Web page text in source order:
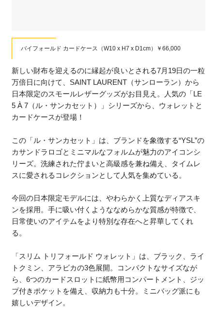
バイフォールド カードケース（W10 x H7 x D1cm）￥66,000
新しい財布を迎えるのに縁起が良いとされる7月19日の一粒
万倍日に向けて、SAINT LAURENT（サンローラン）から
日本限定のスモールレザーグッズがお目見え。人気の「LE
5 À 7（ル・サンカセット）」シリーズから、ウォレットと
カードケースが登場！
この「ル・サンカセット」は、ブランドを象徴する“YSL”の
カサンドラロゴとミニマルなフォルムが魅力のアイコンシ
リーズ。洗練された佇まいと高級感を兼ね備え、タイムレ
スに愛されるコレクションとして人気を集めている。
今回の日本限定モデルには、やわらかく上質なディアスキ
ンを採用。手に吸い付くようななめらかな質感が特徴で、
日常使いのアイテムをより特別な存在へと昇華してくれ
る。
「スリム トリフォールド ウォレット」は、ブラック、ライ
トクミン、アラビカの3色展開。コンパクトなサイズなが
ら、6つのカードスロットに紙幣用コンパートメント、ジッ
プ付きポケットを備え、収納力も十分。ミニバッグ派にも
嬉しいデザイン。